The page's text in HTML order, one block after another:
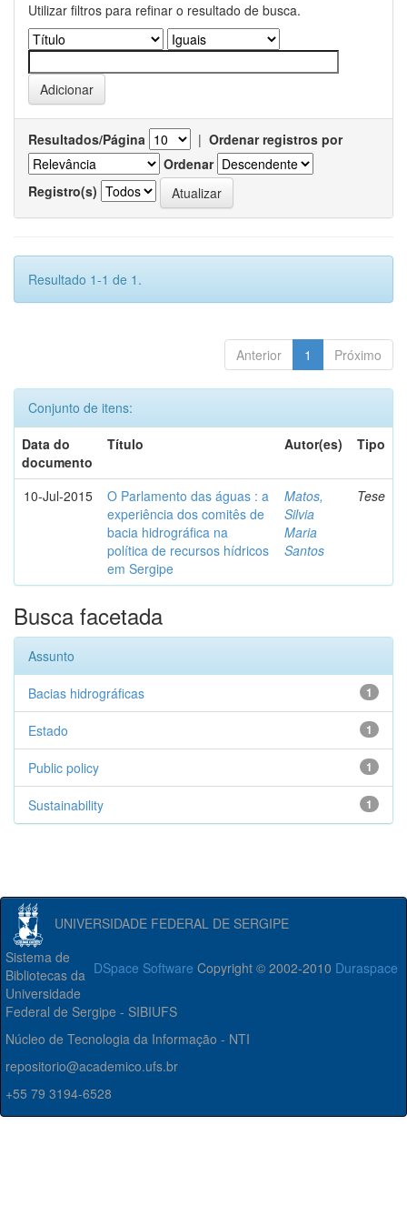
Utilizar filtros para refinar o resultado de busca.
Resultados/Página | Ordenar registros por
Ordenar
Registro(s)
Resultado 1-1 de 1.
Anterior 1 Próximo
Conjunto de itens:
Data do
documento
Título Autor(es) Tipo
10-Jul-2015
O Parlamento das águas : a
experiência dos comitês de
bacia hidrográfica na
política de recursos hídricos
em Sergipe
Matos,
Silvia
Maria
Santos
Tese
Busca facetada
Assunto
1
Bacias hidrográficas
1
Estado
1
Public policy
1
Sustainability
UNIVERSIDADE FEDERAL DE SERGIPE
DSpace Software Copyright © 2002-2010 Duraspace
Sistema de
Bibliotecas da
Universidade
Federal de Sergipe - SIBIUFS
Núcleo de Tecnologia da Informação - NTI
repositorio@academico.ufs.br
+55 79 3194-6528